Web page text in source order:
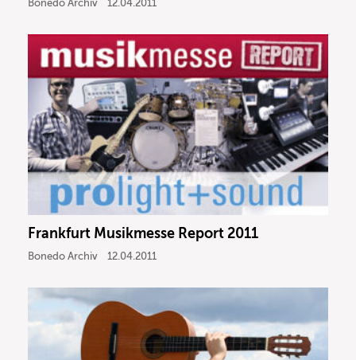
Bonedo Archiv 12.04.2011
Frankfurt Musikmesse Report 2011
Bonedo Archiv 12.04.2011